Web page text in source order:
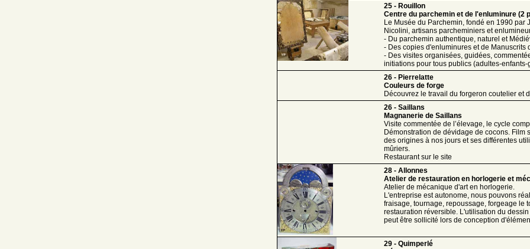
25 - Rouillon
Centre du parchemin et de l'enluminure (2
Le Musée du Parchemin, fondé en 1990 par
Nicolini, artisans parcheminiers et
- Du parchemin authentique, naturel et
- Des copies d'enluminures et de Manuscrits
- Des visites organisées, guidées,
initiations pour tous publics (adultes-enfants-
26 - Pierrelatte
Couleurs de forge
Découvrez le travail du forgeron coutelier et
26 - Saillans
Magnanerie de Saillans
Visite commentée de l’élevage, le cycle
Démonstration de dévidage de cocons. Film
des origines à nos jours et ses différentes
mûriers.
Restaurant sur le site
28 - Allonnes
Atelier de restauration en horlogerie et
Atelier de mécanique d'art en horlogerie.
L'entreprise est autonome, nous pouvons
fraisage, tournage, repoussage, forgeage le
restauration réversible. L'utilisation du
peut être sollicité lors de conception
29 - Quimperlé